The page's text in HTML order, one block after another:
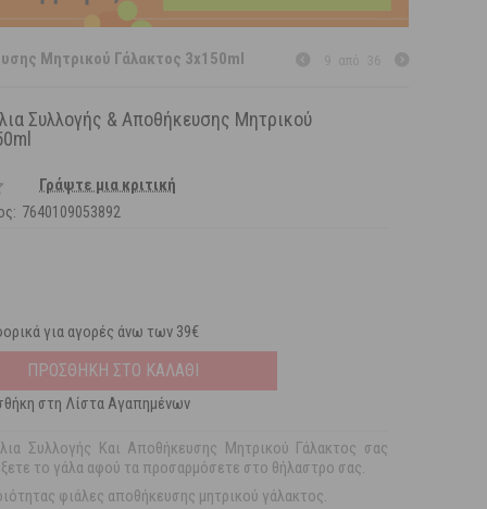
Μητρικού Γάλακτος 3x150ml
Συλλογής & Αποθήκευσης Μητρικού
Γράψτε μια κριτική
7640109053892
για αγορές άνω των 39€
ΠΡΟΣΘΗΚΗ ΣΤΟ ΚΑΛΑΘΙ
στη Λίστα Αγαπημένων
Συλλογής Και Αποθήκευσης Μητρικού Γάλακτος σας
το γάλα αφού τα προσαρμόσετε στο θήλαστρο σας.
φιάλες αποθήκευσης μητρικού γάλακτος.